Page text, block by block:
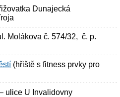
Dunajecká
Molákova č. 574/32, č. p.
(hřiště s fitness prvky pro
ulice U Invalidovny